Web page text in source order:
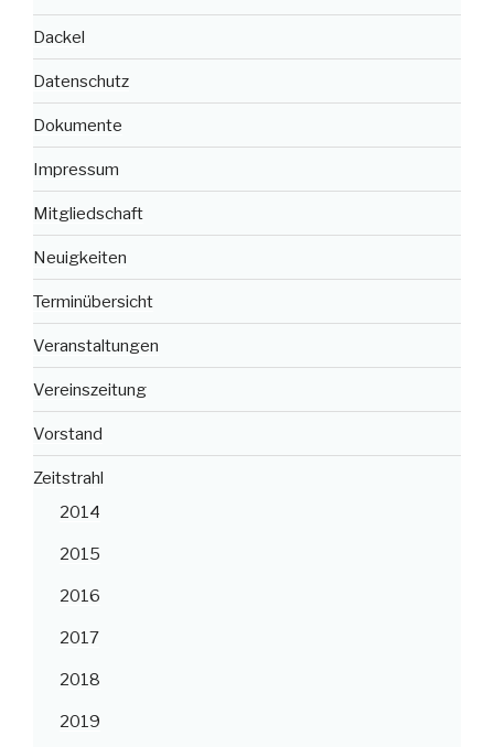
Dackel
Datenschutz
Dokumente
Impressum
Mitgliedschaft
Neuigkeiten
Terminübersicht
Veranstaltungen
Vereinszeitung
Vorstand
Zeitstrahl
2014
2015
2016
2017
2018
2019